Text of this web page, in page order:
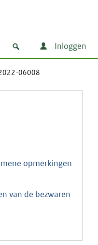
Inloggen
06008
opmerkingen
van de bezwaren